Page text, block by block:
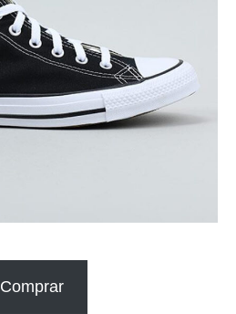
Comprar